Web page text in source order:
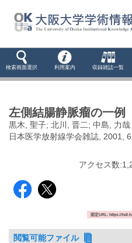
検索画面選択 利用案内 収録雑誌一覧
左側結腸静脈瘤の一例
黒木, 聖子; 北川, 晋二; 中島, 力哉
日本医学放射線学会雑誌, 2001,
アクセス数:
固定URL: https://
閲覧可能ファイル